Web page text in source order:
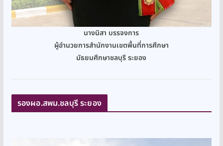
นางนิสา บรรจงการ
ผู้อำนวยการสำนักงานเขตพื้นที่การศึกษา
มัธยมศึกษาชลบุรี ระยอง
รองผอ.สพม.ชลบุรี ระยอง